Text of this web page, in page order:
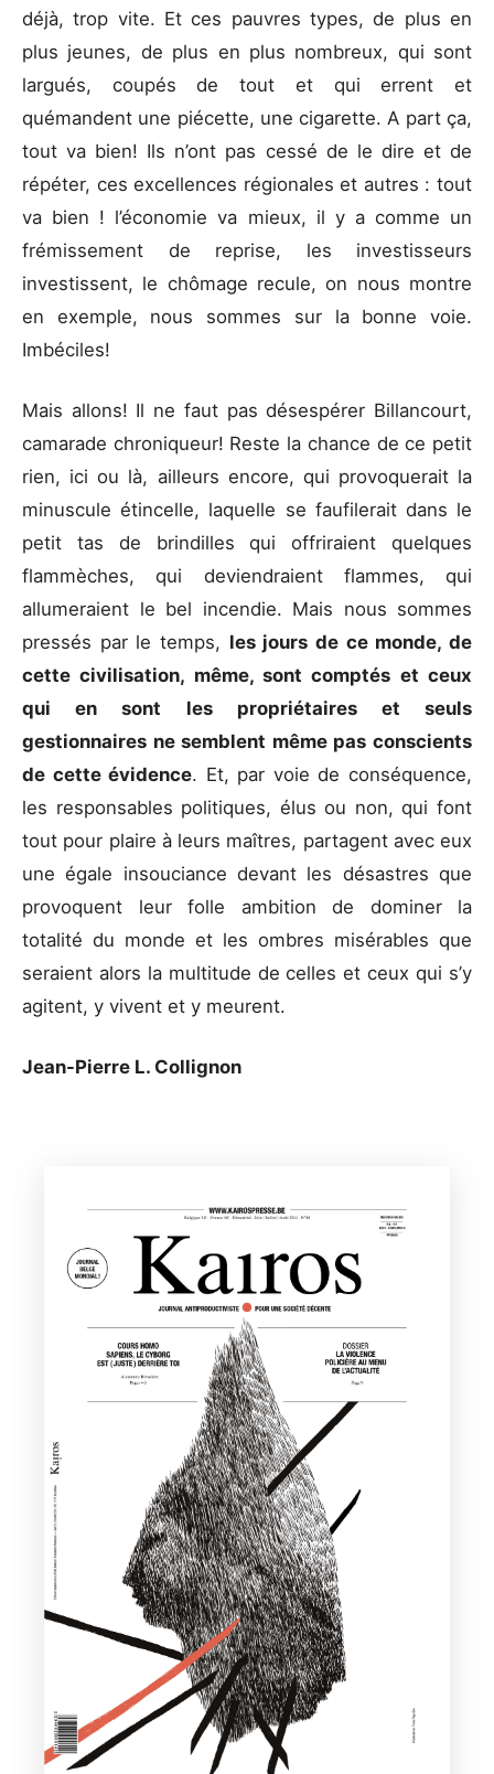
déjà, trop vite. Et ces pauvres types, de plus en
plus jeunes, de plus en plus nombreux, qui sont
largués, coupés de tout et qui errent et
quémandent une piécette, une cigarette. A part ça,
tout va bien! Ils n’ont pas cessé de le dire et de
répéter, ces excellences régionales et autres : tout
va bien ! l’économie va mieux, il y a comme un
frémissement de reprise, les investisseurs
investissent, le chômage recule, on nous montre
en exemple, nous sommes sur la bonne voie.
Imbéciles!
Mais allons! Il ne faut pas désespérer Billancourt,
camarade chroniqueur! Reste la chance de ce petit
rien, ici ou là, ailleurs encore, qui provoquerait la
minuscule étincelle, laquelle se faufilerait dans le
petit tas de brindilles qui offriraient quelques
flammèches, qui deviendraient flammes, qui
allumeraient le bel incendie. Mais nous sommes
pressés par le temps, les jours de ce monde, de
cette civilisation, même, sont comptés et ceux
qui en sont les propriétaires et seuls
gestionnaires ne semblent même pas conscients
de cette évidence. Et, par voie de conséquence,
les responsables politiques, élus ou non, qui font
tout pour plaire à leurs maîtres, partagent avec eux
une égale insouciance devant les désastres que
provoquent leur folle ambition de dominer la
totalité du monde et les ombres misérables que
seraient alors la multitude de celles et ceux qui s’y
agitent, y vivent et y meurent.
Jean-Pierre L. Collignon